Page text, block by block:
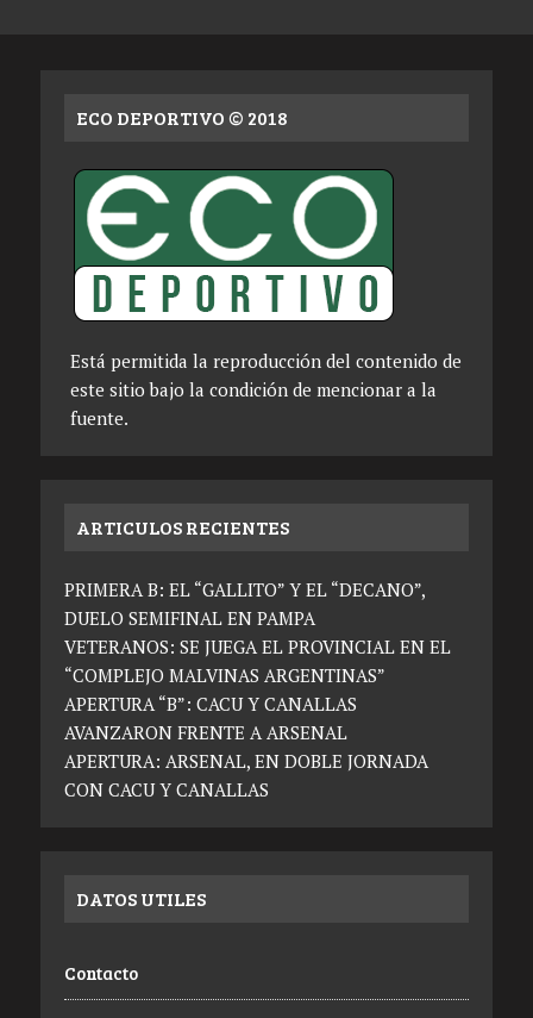
ECO DEPORTIVO © 2018
Está permitida la reproducción del contenido de
este sitio bajo la condición de mencionar a la
fuente.
ARTICULOS RECIENTES
PRIMERA B: EL “GALLITO” Y EL “DECANO”,
DUELO SEMIFINAL EN PAMPA
VETERANOS: SE JUEGA EL PROVINCIAL EN EL
“COMPLEJO MALVINAS ARGENTINAS”
APERTURA “B”: CACU Y CANALLAS
AVANZARON FRENTE A ARSENAL
APERTURA: ARSENAL, EN DOBLE JORNADA
CON CACU Y CANALLAS
DATOS UTILES
Contacto